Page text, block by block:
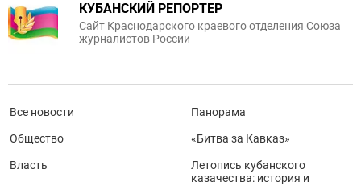
КУБАНСКИЙ РЕПОРТЕР
Сайт Краснодарского краевого отделения Союза
журналистов России
Все новости
Общество
Власть
Панорама
«Битва за Кавказ»
Летопись кубанского
казачества: история и